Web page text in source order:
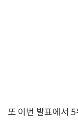
또 이번 발표에서